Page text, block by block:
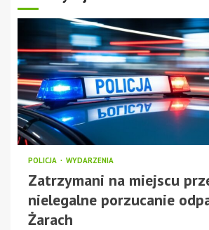
POLICJA WYDARZENIA
Zatrzymani na miejscu
nielegalne porzucanie
Żarach